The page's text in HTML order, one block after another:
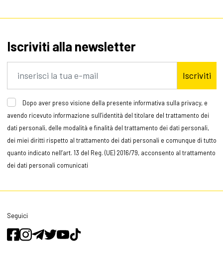
Iscriviti alla newsletter
Iscriviti
Dopo aver preso visione della presente informativa sulla privacy, e
avendo ricevuto informazione sull’identità del titolare del trattamento dei
dati personali, delle modalità e finalità del trattamento dei dati personali,
dei miei diritti rispetto al trattamento dei dati personali e comunque di tutto
quanto indicato nell’art. 13 del Reg. (UE) 2016/79, acconsento al trattamento
dei dati personali comunicati
Seguici